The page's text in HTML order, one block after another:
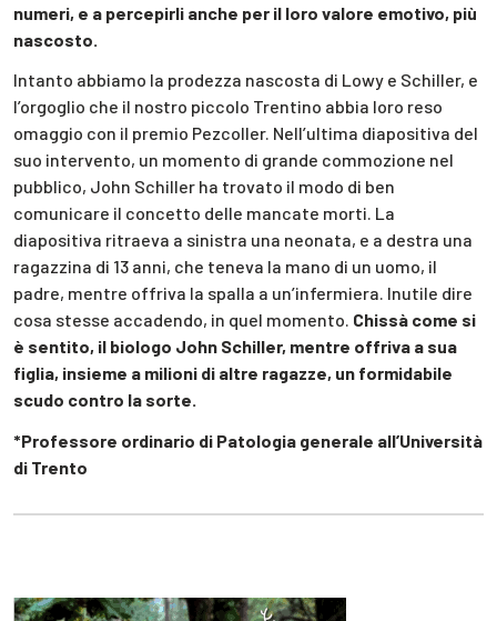
numeri, e a percepirli anche per il loro valore emotivo, più
nascosto.
Intanto abbiamo la prodezza nascosta di Lowy e Schiller, e
l’orgoglio che il nostro piccolo Trentino abbia loro reso
omaggio con il premio Pezcoller. Nell’ultima diapositiva del
suo intervento, un momento di grande commozione nel
pubblico, John Schiller ha trovato il modo di ben
comunicare il concetto delle mancate morti. La
diapositiva ritraeva a sinistra una neonata, e a destra una
ragazzina di 13 anni, che teneva la mano di un uomo, il
padre, mentre offriva la spalla a un’infermiera. Inutile dire
cosa stesse accadendo, in quel momento. Chissà come si
è sentito, il biologo John Schiller, mentre offriva a sua
figlia, insieme a milioni di altre ragazze, un formidabile
scudo contro la sorte.
*Professore ordinario di Patologia generale all’Università
di Trento